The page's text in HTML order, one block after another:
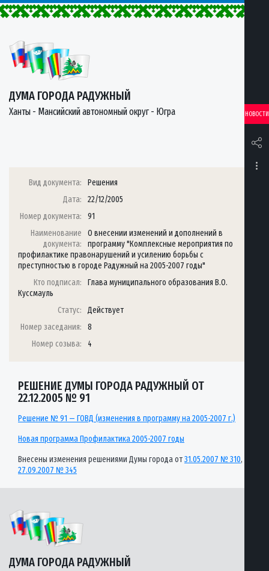
ДУМА ГОРОДА РАДУЖНЫЙ
Ханты - Мансийский автономный округ - Югра НОВОСТИ
Вид документа:
Решения
Дата:
22/12/2005
Номер документа:
91
Наименование
документа:
О внесении изменений и дополнений в
программу "Комплексные мероприятия по
профилактике правонарушений и усилению борьбы с
преступностью в городе Радужный на 2005-2007 годы"
Кто подписал:
Глава муниципального образования В.О.
Куссмауль
Статус:
Действует
Номер заседания:
8
Номер созыва:
4
РЕШЕНИЕ ДУМЫ ГОРОДА РАДУЖНЫЙ ОТ
22.12.2005 № 91
Решение № 91 — ГОВД (изменения в программу на 2005-2007 г.)
Новая программа Профилактика 2005-2007 годы
Внесены изменения решениями Думы города от31.05.2007 № 310,
27.09.2007 № 345
ДУМА ГОРОДА РАДУЖНЫЙ